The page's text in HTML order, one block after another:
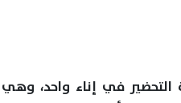
في إناء واحد، وهي